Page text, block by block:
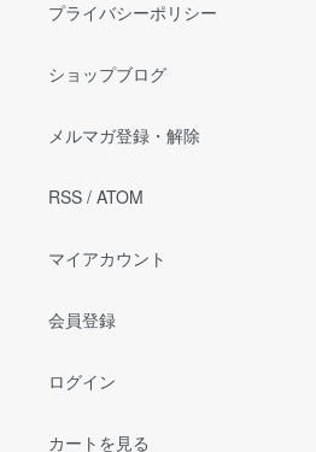
プライバシーポリシー
ショップブログ
メルマガ登録・解除
RSS / ATOM
マイアカウント
会員登録
ログイン
カートを見る